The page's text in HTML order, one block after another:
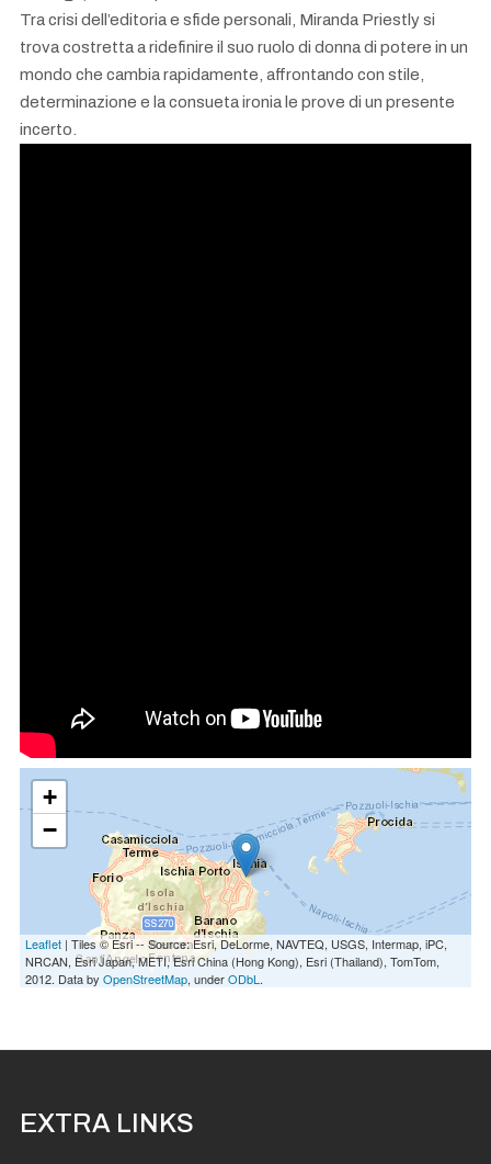
Tra crisi dell’editoria e sfide personali, Miranda Priestly si
trova costretta a ridefinire il suo ruolo di donna di potere in un
mondo che cambia rapidamente, affrontando con stile,
determinazione e la consueta ironia le prove di un presente
incerto.
+
−
Leaflet | Tiles © Esri -- Source: Esri, DeLorme, NAVTEQ, USGS, Intermap, iPC,
NRCAN, Esri Japan, METI, Esri China (Hong Kong), Esri (Thailand), TomTom,
2012. Data by OpenStreetMap, underODbL .
EXTRA LINKS